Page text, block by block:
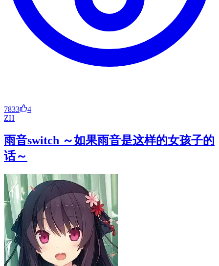
7833
4
ZH
雨音switch ～如果雨音是这样的女孩子的
话～